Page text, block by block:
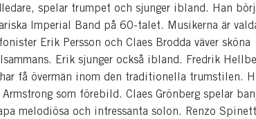
spelar trumpet och sjunger ibland. Han
Imperial Band på 60-talet. Musikerna är
Erik Persson och Claes Brodda väver sköna
Erik sjunger också ibland. Fredrik
få övermän inom den traditionella trumstilen.
som förebild. Claes Grönberg spelar
melodiösa och intressanta solon. Renzo